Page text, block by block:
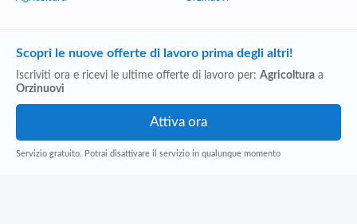
Scopri le nuove offerte di lavoro prima degli altri!
Iscriviti ora e ricevi le ultime offerte di lavoro per: Agricoltura a
Orzinuovi
Servizio gratuito. Potrai disattivare il servizio in qualunque momento